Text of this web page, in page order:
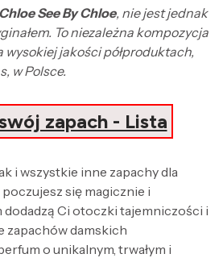
Chloe See By Chloe, nie jest jednak
To niezależna kompozycja
jakości półproduktach,
w Polsce.
zapach - Lista
i wszystkie inne zapachy dla
się magicznie i
dodadzą Ci otoczki tajemniczości i
zapachów damskich
o unikalnym, trwałym i